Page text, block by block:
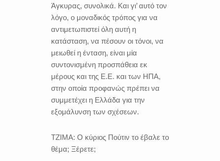
Άγκυρας, συνολικά. Και γι’ αυτό τον
λόγο, ο μοναδικός τρόπος για να
αντιμετωπιστεί όλη αυτή η
κατάσταση, να πέσουν οι τόνοι, να
μειωθεί η ένταση, είναι μία
συντονισμένη προσπάθεια εκ
μέρους και της Ε.Ε. και των ΗΠΑ,
στην οποία προφανώς πρέπει να
συμμετέχει η Ελλάδα για την
εξομάλυνση των σχέσεων.
ΤΖΙΜΑ: Ο κύριος Πούτιν το έβαλε το
θέμα; Ξέρετε;